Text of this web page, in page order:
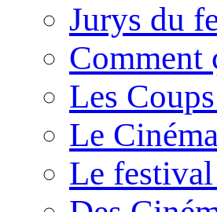
Jurys du
Comment
Les
Le
Le